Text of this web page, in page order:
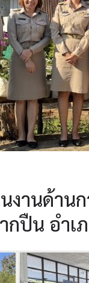
งานด้า
กปืน อำเ